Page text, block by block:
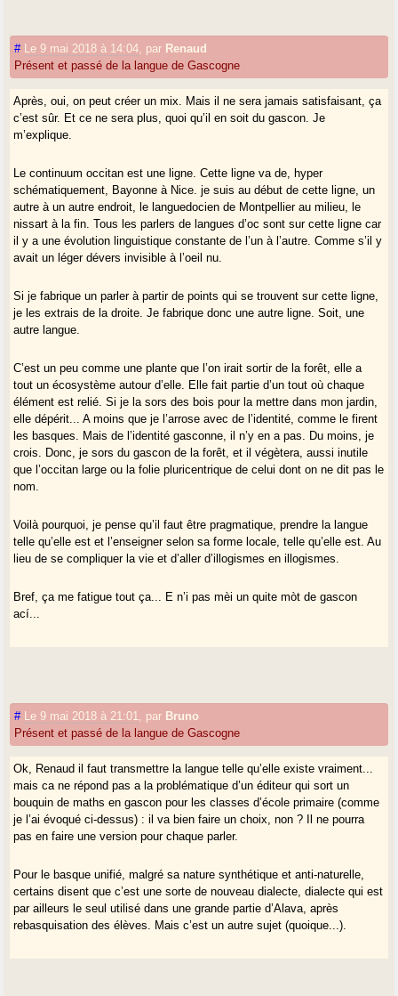
# Le 9 mai 2018 à 14:04 par Renaud
Présent et passé de la langue de Gascogne
Après, oui, on peut créer un mix. Mais il ne sera jamais satisfaisant, ça
c’est sûr. Et ce ne sera plus, quoi qu’il en soit du gascon. Je
m’explique.
Le continuum occitan est une ligne. Cette ligne va de, hyper
schématiquement, Bayonne à Nice. je suis au début de cette ligne, un
autre à un autre endroit, le languedocien de Montpellier au milieu, le
nissart à la fin. Tous les parlers de langues d’oc sont sur cette ligne car
il y a une évolution linguistique constante de l’un à l’autre. Comme s’il y
avait un léger dévers invisible à l’oeil nu.
Si je fabrique un parler à partir de points qui se trouvent sur cette ligne,
je les extrais de la droite. Je fabrique donc une autre ligne. Soit, une
autre langue.
C’est un peu comme une plante que l’on irait sortir de la forêt, elle a
tout un écosystème autour d’elle. Elle fait partie d’un tout où chaque
élément est relié. Si je la sors des bois pour la mettre dans mon jardin,
elle dépérit... A moins que je l’arrose avec de l’identité, comme le firent
les basques. Mais de l’identité gasconne, il n’y en a pas. Du moins, je
crois. Donc, je sors du gascon de la forêt, et il végètera, aussi inutile
que l’occitan large ou la folie pluricentrique de celui dont on ne dit pas le
nom.
Voilà pourquoi, je pense qu’il faut être pragmatique, prendre la langue
telle qu’elle est et l’enseigner selon sa forme locale, telle qu’elle est. Au
lieu de se compliquer la vie et d’aller d’illogismes en illogismes.
Bref, ça me fatigue tout ça... E n’i pas mèi un quite mòt de gascon
ací...
# Le 9 mai 2018 à 21:01 par Bruno
Présent et passé de la langue de Gascogne
Ok, Renaud il faut transmettre la langue telle qu’elle existe vraiment...
mais ca ne répond pas a la problématique d’un éditeur qui sort un
bouquin de maths en gascon pour les classes d’école primaire (comme
je l’ai évoqué ci-dessus) : il va bien faire un choix, non ? Il ne pourra
pas en faire une version pour chaque parler.
Pour le basque unifié, malgré sa nature synthétique et anti-naturelle,
certains disent que c’est une sorte de nouveau dialecte, dialecte qui est
par ailleurs le seul utilisé dans une grande partie d’Alava, après
rebasquisation des élèves. Mais c’est un autre sujet (quoique...).